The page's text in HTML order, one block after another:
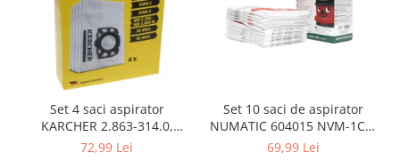
Set 4 saci aspirator
KARCHER 2.863-314.0,
compatibil cu WD, KWD, SE
72,99 Lei
Set 10 saci de aspirator
NUMATIC 604015 NVM-1CH,
9L
69,99 Lei